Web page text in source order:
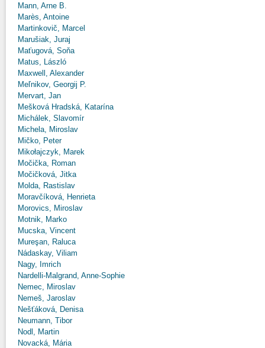
Mann, Arne B.
Marès, Antoine
Martinkovič, Marcel
Marušiak, Juraj
Maťugová, Soňa
Matus, László
Maxwell, Alexander
Meľnikov, Georgij P.
Mervart, Jan
Mešková Hradská, Katarína
Michálek, Slavomír
Michela, Miroslav
Mičko, Peter
Mikołajczyk, Marek
Močička, Roman
Močičková, Jitka
Molda, Rastislav
Moravčíková, Henrieta
Morovics, Miroslav
Motnik, Marko
Mucska, Vincent
Mureşan, Raluca
Nádaskay, Viliam
Nagy, Imrich
Nardelli-Malgrand, Anne-Sophie
Nemec, Miroslav
Nemeš, Jaroslav
Nešťáková, Denisa
Neumann, Tibor
Nodl, Martin
Novacká, Mária